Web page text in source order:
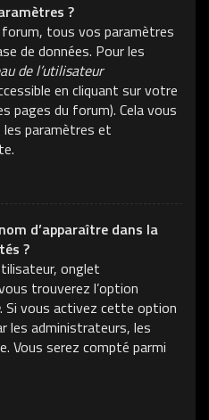
?
tous vos paramètres
de données. Pour les
de l’utilisateur
en cliquant sur votre
pages du forum). Cela vous
paramètres et
d’apparaître dans la
?
onglet
trouverez l’option
. Si vous activez cette option
les administrateurs, les
Vous serez compté parmi